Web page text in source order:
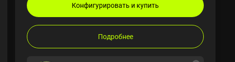
Конфигурировать и купить
Подробнее